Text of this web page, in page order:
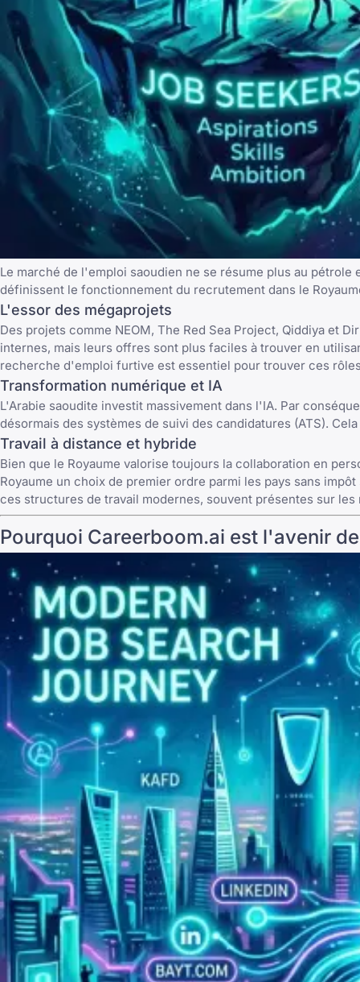
Le marché de l'emploi saoudien ne se résume plus au
définissent le fonctionnement du recrutement dans le
L'essor des mégaprojets
Des projets comme NEOM, The Red Sea Project, Qiddiya et
internes, mais leurs offres sont plus faciles à trouver en
recherche d'emploi furtive est essentiel pour trouver ces
Transformation numérique et IA
L'Arabie saoudite investit massivement dans l'IA. Par
désormais des systèmes de suivi des candidatures (ATS).
Travail à distance et hybride
Bien que le Royaume valorise toujours la collaboration en
Royaume un choix de premier ordre parmi les pays sans
ces structures de travail modernes, souvent présentes sur les
Pourquoi Careerboom.ai est l'avenir